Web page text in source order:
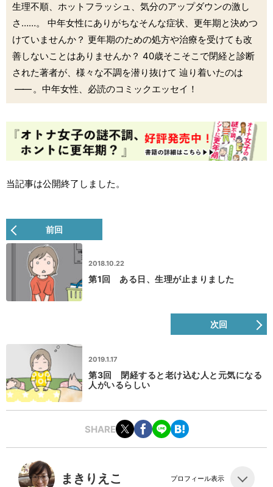
編集部
生理不順、ホットフラッシュ、気分のアップダウンの激し
さ……。 中年女性にありがちなそんな症状、更年期と決めつ
けていませんか？ 更年期のための処方や治療を受けても改
善しないことはありませんか？ 40歳そこそこで閉経と診断
された著者が、様々な不調を潜り抜けて 辿り着いたのは
―― 。中年女性、必読のコミックエッセイ！
当記事は公開終了しました。
前回
2018.10.22
第1回 ある日、生理が止まりました
次回
2019.1.17
第3回 閉経すると老け込む人と元気になる
人がいるらしい
SHARE
まきりえこ プロフィール表示